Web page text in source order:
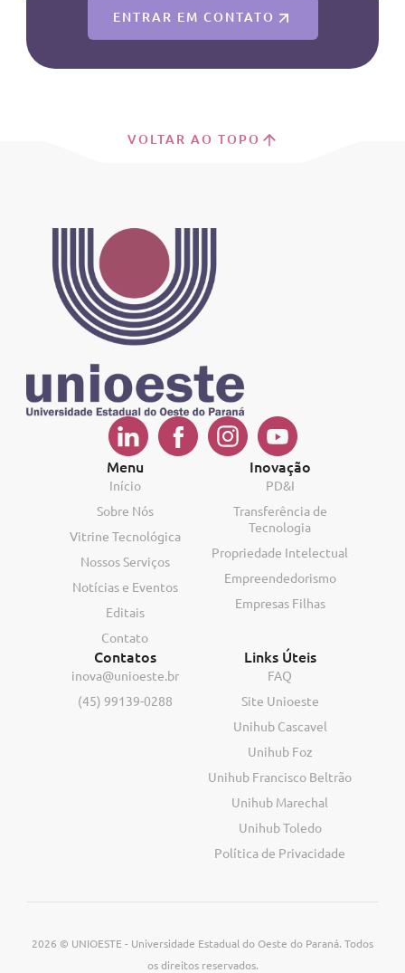
ENTRAR EM CONTATO
VOLTAR AO TOPO
Menu
Início
Sobre Nós
Vitrine Tecnológica
Nossos Serviços
Notícias e Eventos
Editais
Contato
Inovação
PD&I
Transferência de
Tecnologia
Propriedade Intelectual
Empreendedorismo
Empresas Filhas
Contatos
inova@unioeste.br
(45) 99139-0288
Links Úteis
FAQ
Site Unioeste
Unihub Cascavel
Unihub Foz
Unihub Francisco Beltrão
Unihub Marechal
Unihub Toledo
Política de Privacidade
2026 © UNIOESTE - Universidade Estadual do Oeste do Paraná. Todos
os direitos reservados.